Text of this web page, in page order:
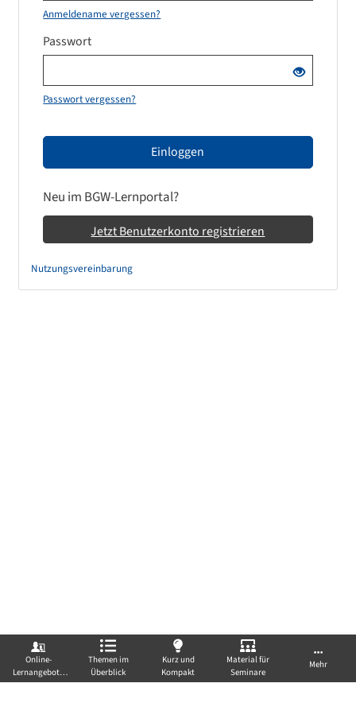
Online-
Lernangebote
von A-Z
Themen im
Überblick
Kurz und
Kompakt
Material für
Seminare
Mehr
Anmeldename vergessen?
Passwort
Passwort vergessen?
Einloggen
Neu im BGW-Lernportal?
Jetzt Benutzerkonto registrieren
Nutzungsvereinbarung
Seitenlink kopieren